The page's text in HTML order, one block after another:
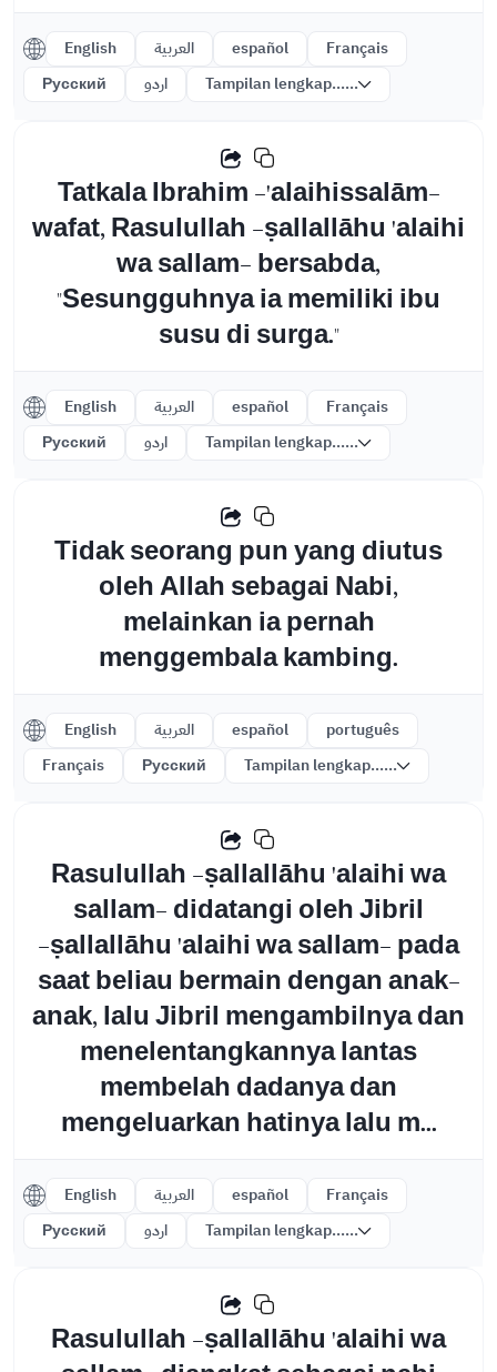
English العربية español
Français
Русский
اردو Tampilan lengkap......
Tatkala Ibrahim -'alaihissalām-
wafat, Rasulullah -ṣallallāhu 'alaihi
wa sallam- bersabda,
"Sesungguhnya ia memiliki ibu
susu di surga."
English العربية español
Français
Русский
اردو Tampilan lengkap......
Tidak seorang pun yang diutus
oleh Allah sebagai Nabi,
melainkan ia pernah
menggembala kambing.
English العربية español
português
Français
Русский Tampilan lengkap......
Rasulullah -ṣallallāhu 'alaihi wa
sallam- didatangi oleh Jibril
-ṣallallāhu 'alaihi wa sallam- pada
saat beliau bermain dengan anak-
anak, lalu Jibril mengambilnya dan
menelentangkannya lantas
membelah dadanya dan
mengeluarkan hatinya lalu m...
English العربية español
Français
Русский
اردو Tampilan lengkap......
Rasulullah -ṣallallāhu 'alaihi wa